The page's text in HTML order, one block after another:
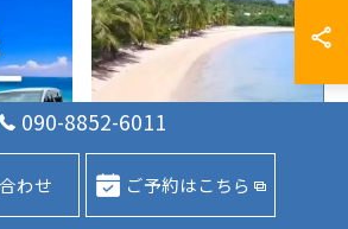
090-8852-6011
わせ ご予約はこちら